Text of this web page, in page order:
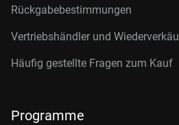
Rückgabebestimmungen
Vertriebshändler und
Häufig gestellte Fragen zum Kauf
Programme